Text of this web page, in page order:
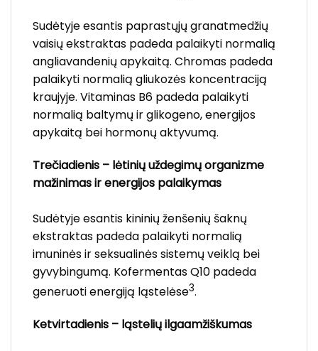
Sudėtyje esantis paprastųjų granatmedžių
vaisių ekstraktas padeda palaikyti normalią
angliavandenių apykaitą. Chromas padeda
palaikyti normalią gliukozės koncentraciją
kraujyje. Vitaminas B6 padeda palaikyti
normalią baltymų ir glikogeno, energijos
apykaitą bei hormonų aktyvumą.
Trečiadienis – lėtinių uždegimų organizme
mažinimas ir energijos palaikymas
Sudėtyje esantis kininių ženšenių šaknų
ekstraktas padeda palaikyti normalią
imuninės ir seksualinės sistemų veiklą bei
gyvybingumą. Kofermentas Q10 padeda
generuoti energiją ląstelėse3.
Ketvirtadienis – ląstelių ilgaamžiškumas